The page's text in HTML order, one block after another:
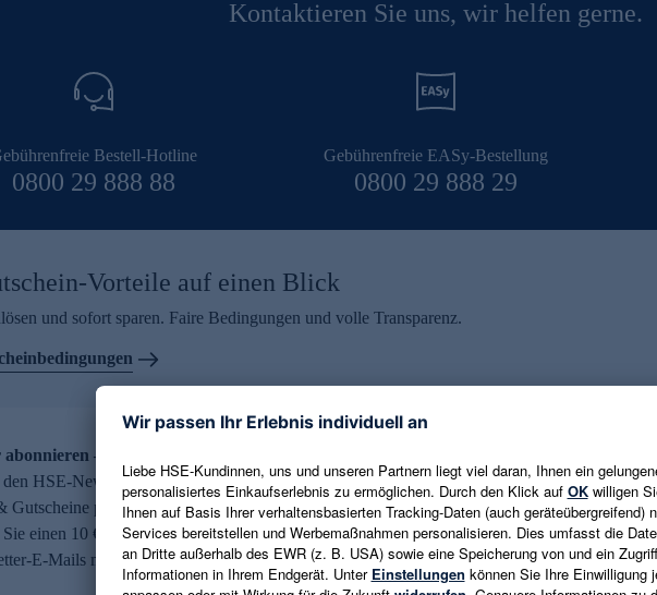
Kontaktieren Sie uns, wir helfen gerne.
Bestell-Hotline
0800 29 888 88
Gebührenfreie EASy-Bestellung
0800 29 888 29
Vorteile auf einen Blick
und sofort sparen. Faire Bedingungen und volle Transparenz.
– 10 € Gutschein erhalten
HSE-Newsletter abonnieren und aktuelle Trends,
Gutscheine per E-Mail erhalten. Als Dankeschön
einen 10 € Gutschein. Eine Abmeldung ist jederzeit in
E-Mails möglich.
E-Mail-Adresse eingeben
Es gelten die Datenschutzrichtlinien